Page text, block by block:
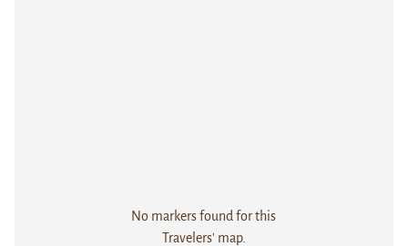
No markers found for this
Travelers' map.